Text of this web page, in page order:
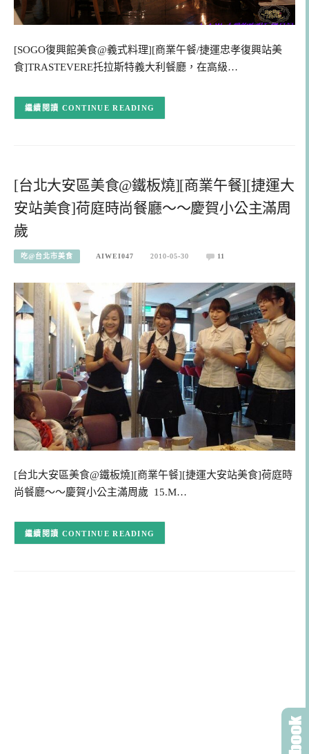
[SOGO復興館美食@義式料理][商業午餐/捷運忠孝復興站美
食]TRASTEVERE托拉斯特義大利餐廳，在高級…
CONTINUE READING
[台北大安區美食@鐵板燒][商業午餐][捷運大
安站美食]荷庭時尚餐廳～～慶賀小公主滿周
歲
吃@台北市美食 AIWEI047 2010-05-30 11
[台北大安區美食@鐵板燒][商業午餐][捷運大安站美食]荷庭時
尚餐廳～～慶賀小公主滿周歲 15.M…
CONTINUE READING